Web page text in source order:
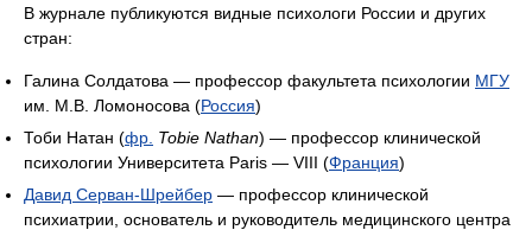
В журнале публикуются видные психологи России и других
стран:
Галина Солдатова — профессор факультета психологии МГУ
им. М.В. Ломоносова (Россия)
Тоби Натан (фр. Tobie Nathan) — профессор клинической
психологии Университета Paris — VIII (Франция)
Давид Серван-Шрейбер — профессор клинической
психиатрии, основатель и руководитель медицинского центра